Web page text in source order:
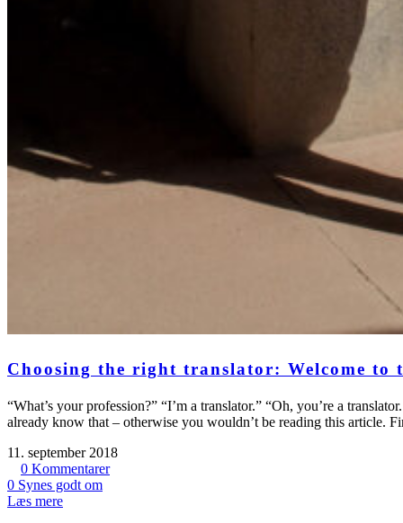
Choosing the right translator: Welcome to
“What’s your profession?” “I’m a translator.” “Oh, you’re a
already know that – otherwise you wouldn’t be reading this article.
11. september 2018
0 Kommentarer
0 Synes godt om
Læs mere